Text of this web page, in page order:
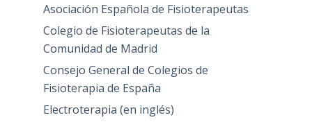
Asociación Española de Fisioterapeutas
Colegio de Fisioterapeutas de la
Comunidad de Madrid
Consejo General de Colegios de
Fisioterapia de España
Electroterapia (en inglés)